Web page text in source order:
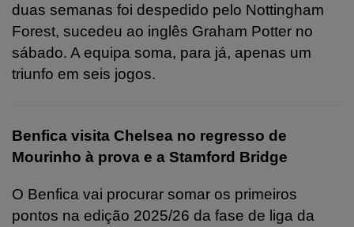
duas semanas foi despedido pelo Nottingham
Forest, sucedeu ao inglês Graham Potter no
sábado. A equipa soma, para já, apenas um
triunfo em seis jogos.
Benfica visita Chelsea no regresso de
Mourinho à prova e a Stamford Bridge
O Benfica vai procurar somar os primeiros
pontos na edição 2025/26 da fase de liga da